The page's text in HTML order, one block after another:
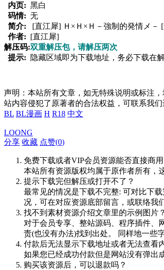
内页: 黑白
码情: 无
简介:
[直江犀] Ｈ×Ｈ×Ｈ－強制的発情メ－
作者: [直江犀]
解压码:双重解压包，请解压两次
提示:
隐藏区域即为下载地址，务必下载在
声明：本站所有文章，如无特殊说明或标注
站内容侵犯了原著者的合法权益，可联系我们
BL BL漫画 H R18 中文
LOONG
分享 收藏 点赞(0)
免费下载或者VIP会员资源能否直接商用
本站所有资源版权均属于原作者所有，
提示下载完但解压或打开不了？
最常见的情况是下载不完整: 可对比下
况，可在对应资源底部留言，或联络我们
找不到素材资源介绍文章里的示例图片？
对于会员专享、整站源码、程序插件、
责(也没有办法)找到出处。 同样地一些
付款后无法显示下载地址或者无法查看
如果您已经成功付款但是网站没有弹出
购买该资源后，可以退款吗？